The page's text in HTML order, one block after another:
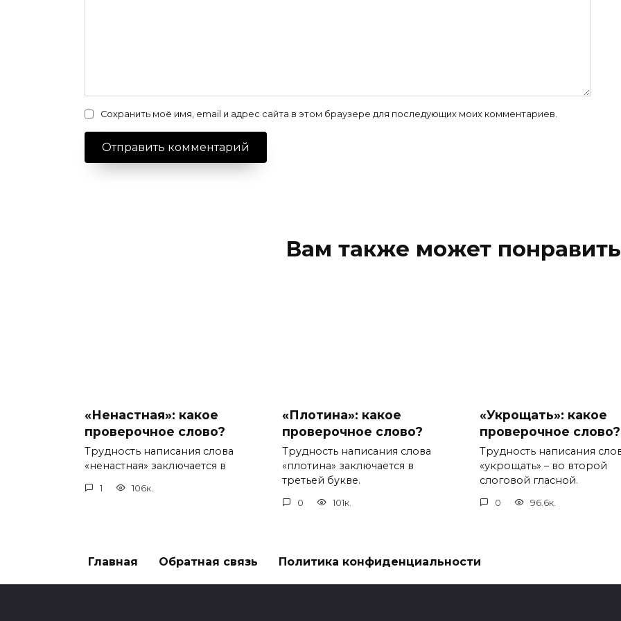
Сохранить моё имя, email и адрес сайта в этом браузере для последующих моих комментариев.
Вам также может
«Ненастная»: какое
проверочное слово?
Трудность написания слова
«ненастная» заключается в
1 106к.
«Плотина»: какое
проверочное слово?
Трудность написания слова
«плотина» заключается в
третьей букве.
0 101к.
«Укрощать»: какое
проверочное слово?
Трудность написания
«укрощать» – во второй
слоговой гласной.
0 96.6к.
Главная Обратная связь Политика конфиденциальности